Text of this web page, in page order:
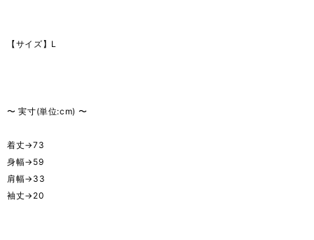
【サイズ】L
〜 実寸(単位:cm) 〜
着丈→73
身幅→59
肩幅→33
袖丈→20